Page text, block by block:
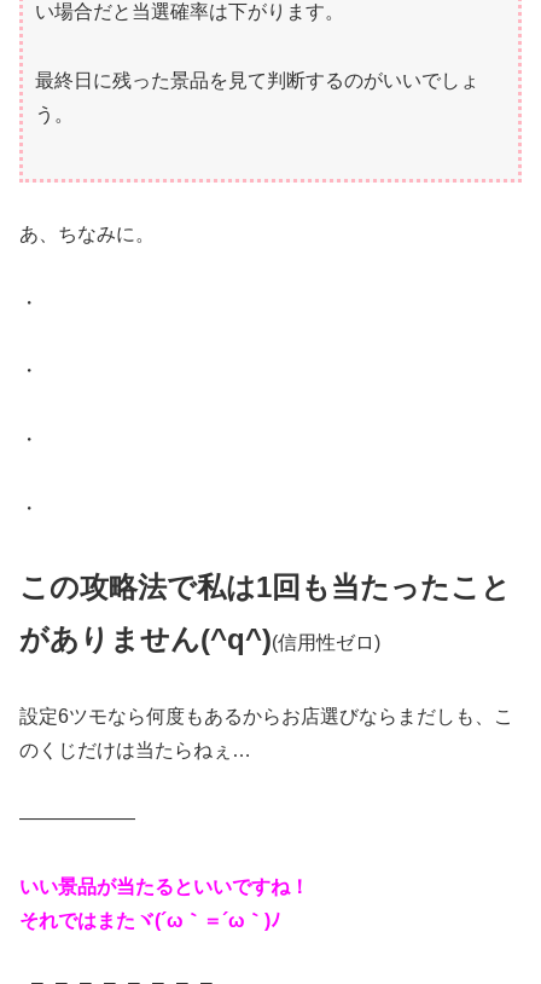
い場合だと当選確率は下がります。
最終日に残った景品を見て判断するのがいいでしょ
う。
あ、ちなみに。
・
・
・
・
この攻略法で私は1回も当たったこと
がありません(^q^)(信用性ゼロ)
設定6ツモなら何度もあるからお店選びならまだしも、こ
のくじだけは当たらねぇ…
——————
いい景品が当たるといいですね！
それではまたヾ(´ω｀＝´ω｀)ﾉ